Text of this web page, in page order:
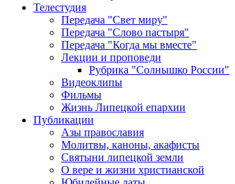
Телестудия
Передача "Свет миру"
Передача "Слово пастыря"
Передача "Когда мы вместе"
Лекции и проповеди
Рубрика "Солнышко России"
Видеоклипы
Фильмы
Жизнь Липецкой епархии
Публикации
Азы православия
Молитвы, каноны, акафисты
Святыни липецкой земли
О вере и жизни христианской